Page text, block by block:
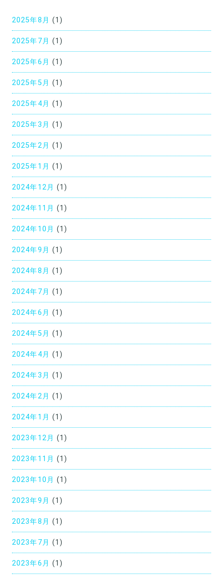
ョ
ン
2025年8月 (1)
2025年7月 (1)
2025年6月 (1)
2025年5月 (1)
2025年4月 (1)
2025年3月 (1)
2025年2月 (1)
2025年1月 (1)
2024年12月 (1)
2024年11月 (1)
2024年10月 (1)
2024年9月 (1)
2024年8月 (1)
2024年7月 (1)
2024年6月 (1)
2024年5月 (1)
2024年4月 (1)
2024年3月 (1)
2024年2月 (1)
2024年1月 (1)
2023年12月 (1)
2023年11月 (1)
2023年10月 (1)
2023年9月 (1)
2023年8月 (1)
2023年7月 (1)
2023年6月 (1)